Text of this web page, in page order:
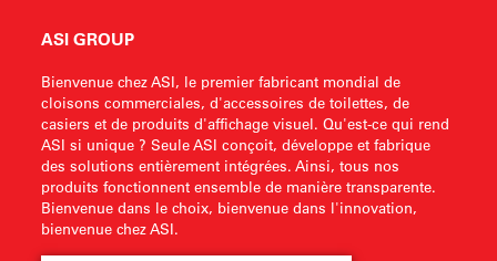
ASI GROUP
Bienvenue chez ASI, le premier fabricant mondial de
cloisons commerciales, d'accessoires de toilettes, de
casiers et de produits d'affichage visuel. Qu'est-ce qui rend
ASI si unique ? Seule ASI conçoit, développe et fabrique
des solutions entièrement intégrées. Ainsi, tous nos
produits fonctionnent ensemble de manière transparente.
Bienvenue dans le choix, bienvenue dans l'innovation,
bienvenue chez ASI.